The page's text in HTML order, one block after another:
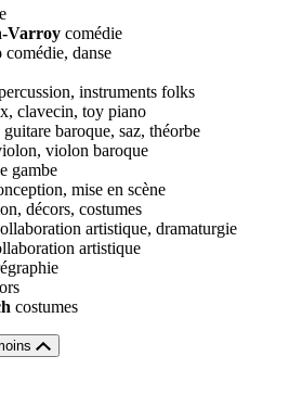
Varroy comédie
comédie, danse
instruments folks
clavecin, toy piano
baroque, saz, théorbe
violon baroque
gambe
mise en scène
décors, costumes
artistique, dramaturgie
artistique
costumes